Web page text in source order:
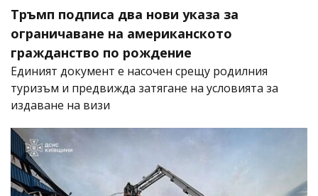
Тръмп подписа два нови указа за
ограничаване на американското
гражданство по рождение
Единият документ е насочен срещу родилния
туризъм и предвижда затягане на условията за
издаване на визи